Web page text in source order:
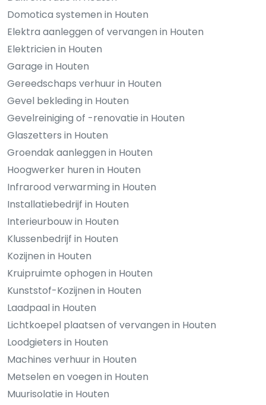
Domotica systemen in Houten
Elektra aanleggen of vervangen in Houten
Elektricien in Houten
Garage in Houten
Gereedschaps verhuur in Houten
Gevel bekleding in Houten
Gevelreiniging of -renovatie in Houten
Glaszetters in Houten
Groendak aanleggen in Houten
Hoogwerker huren in Houten
Infrarood verwarming in Houten
Installatiebedrijf in Houten
Interieurbouw in Houten
Klussenbedrijf in Houten
Kozijnen in Houten
Kruipruimte ophogen in Houten
Kunststof-Kozijnen in Houten
Laadpaal in Houten
Lichtkoepel plaatsen of vervangen in Houten
Loodgieters in Houten
Machines verhuur in Houten
Metselen en voegen in Houten
Muurisolatie in Houten